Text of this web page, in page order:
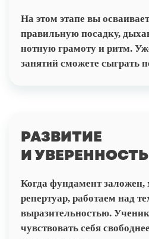
На этом этапе вы
правильную посадку,
нотную грамоту и ритм.
занятий сможете сыграть
РАЗВИТИЕ
И УВЕРЕННОСТЬ
Когда фундамент
репертуар, работаем над
выразительностью.
чувствовать себя